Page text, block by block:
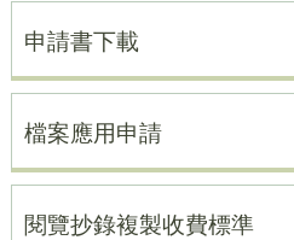
申請書下載
檔案應用申請
閱覽抄錄複製收費標準